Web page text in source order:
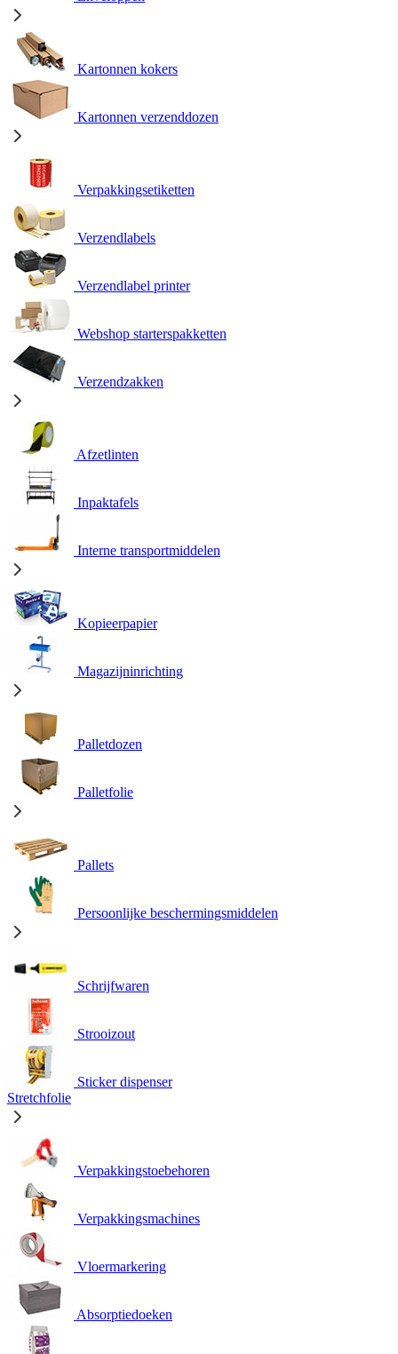
Kartonnen kokers
Kartonnen verzenddozen
Verpakkingsetiketten
Verzendlabels
Verzendlabel printer
Webshop starterspakketten
Verzendzakken
Afzetlinten
Inpaktafels
Interne transportmiddelen
Kopieerpapier
Magazijninrichting
Palletdozen
Palletfolie
Pallets
Persoonlijke beschermingsmiddelen
Schrijfwaren
Strooizout
Sticker dispenser
Stretchfolie
Verpakkingstoebehoren
Verpakkingsmachines
Vloermarkering
Absorptiedoeken